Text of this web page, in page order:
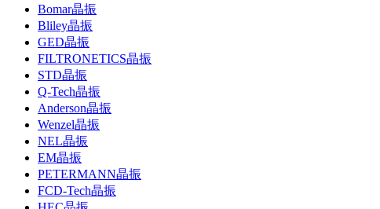
Bomar晶振
Bliley晶振
GED晶振
FILTRONETICS晶振
STD晶振
Q-Tech晶振
Anderson晶振
Wenzel晶振
NEL晶振
EM晶振
PETERMANN晶振
FCD-Tech晶振